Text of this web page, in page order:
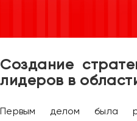
Создание
лидеров в
Первым делом была